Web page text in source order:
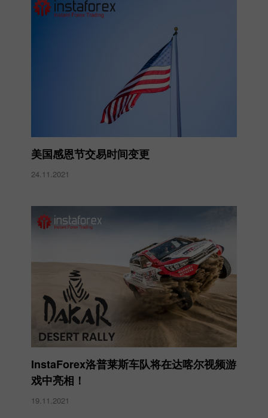
美国感恩节交易时间变更
24.11.2021
InstaForex洛普莱斯车队将在达喀尔视频游
戏中亮相！
19.11.2021